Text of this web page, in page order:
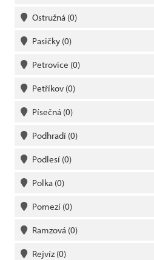
Ostružná (0)
Pasičky (0)
Petrovice (0)
Petříkov (0)
Písečná (0)
Podhradí (0)
Podlesí (0)
Polka (0)
Pomezí (0)
Ramzová (0)
Rejvíz(0)